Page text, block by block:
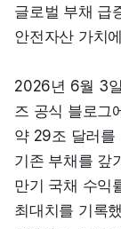
글로벌 부채 급
안전자산 가치
2026년 6월 3
즈 공식 블로그
약 29조 달러를
기존 부채를 갚
만기 국채 수익
최대치를 기록